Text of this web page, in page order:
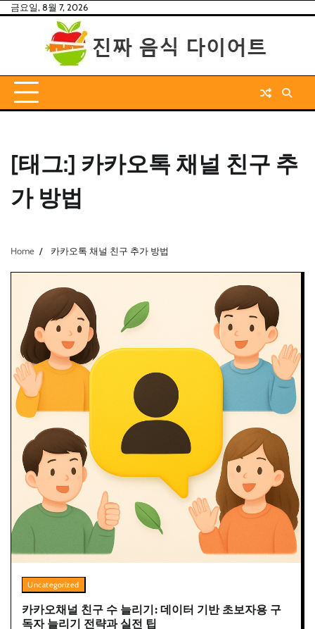
Skip금요일, 8월 7, 2026
[태그:] 카카오톡 채널 친구 추
가 방법
Home 카카오톡 채널 친구 추가 방법
Uncategorized
카카오채널 친구 수 늘리기: 데이터 기반 초보자용 구
독자 늘리기 전략과 실전 팁